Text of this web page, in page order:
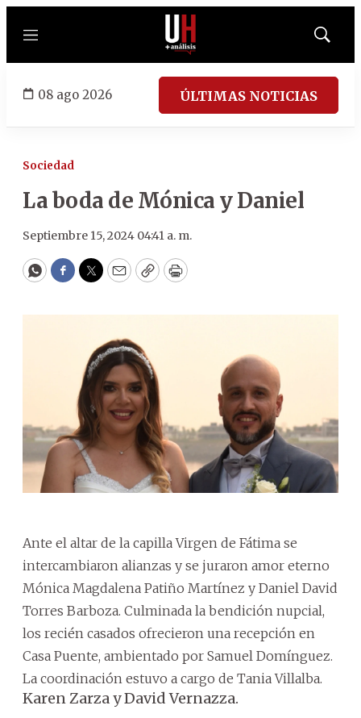
Menú
Mostrar
08 ago 2026 ÚLTIMAS NOTICIAS
Sociedad
La boda de Mónica y Daniel
Septiembre 15, 2024 04:41 a. m.
WhatsApp
Facebook
Twitter
EmailCopyPrint
Ante el altar de la capilla Virgen de Fátima se
intercambiaron alianzas y se juraron amor eterno
Mónica Magdalena Patiño Martínez y Daniel David
Torres Barboza. Culminada la bendición nupcial,
los recién casados ofrecieron una recepción en
Casa Puente, ambientado por Samuel Domínguez.
La coordinación estuvo a cargo de Tania Villalba.
Karen Zarza y David Vernazza.